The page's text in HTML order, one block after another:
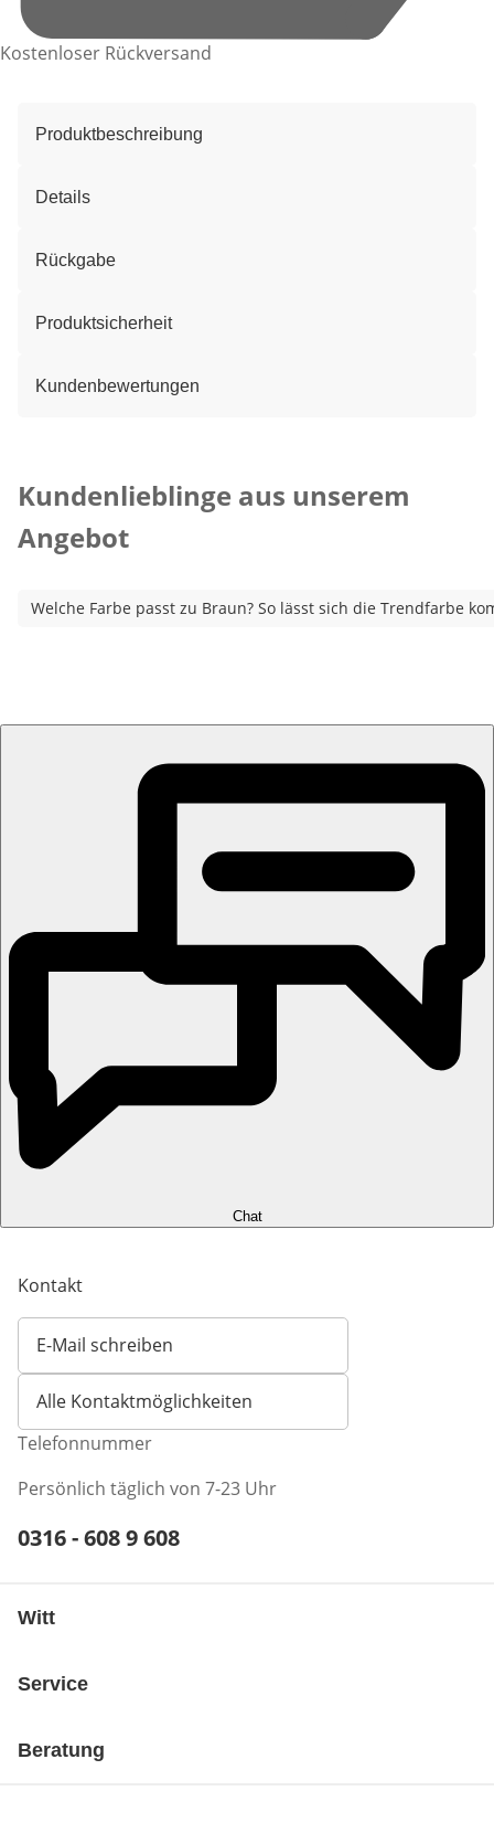
Kostenloser Rückversand
Produktbeschreibung
Details
Rückgabe
Produktsicherheit
Kundenbewertungen
Kundenlieblinge aus unserem
Angebot
Welche Farbe passt zu Braun? So lässt sich die Trendfarbe
Chat
Kontakt
E-Mail schreiben
Öffnet E-Mail-Client
Alle Kontaktmöglichkeiten
Telefonnummer
Persönlich täglich von 7-23 Uhr
Telefonnummer:
0316 - 608 9 608
Witt
Service
Beratung